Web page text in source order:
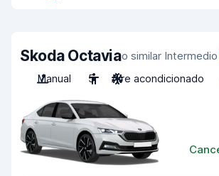
Skoda Octaviao similar Intermedio
Manual
5 Aire acondicionado